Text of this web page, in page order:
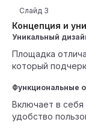
Концепция и
Слайд 3
Уникальный
Площадка
который
Функциональные
Включает в
удобство